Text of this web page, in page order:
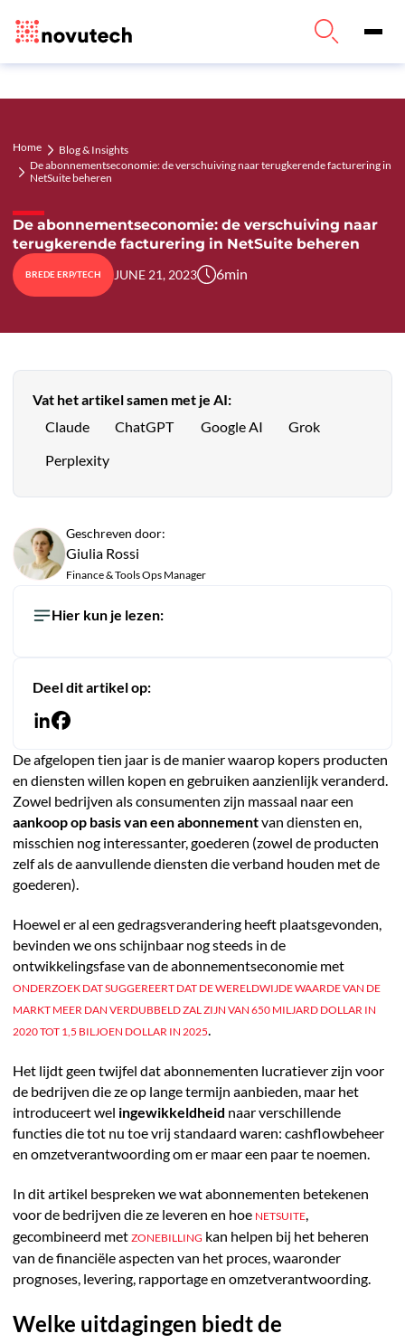
Home
Blog & Insights
De abonnementseconomie: de verschuiving naar terugkerende facturering in
NetSuite beheren
De abonnementseconomie: de verschuiving naar
terugkerende facturering in NetSuite beheren
BREDE ERP/TECH JUNE 21, 2023 6min
Vat het artikel samen met je AI:
Claude
ChatGPT Google AI Grok
Perplexity
Geschreven door:
Giulia Rossi
Finance & Tools Ops Manager
Hier kun je lezen:
Deel dit artikel op:
De afgelopen tien jaar is de manier waarop kopers producten
en diensten willen kopen en gebruiken aanzienlijk veranderd.
Zowel bedrijven als consumenten zijn massaal naar een
aankoop op basis van een abonnementvan diensten en,
misschien nog interessanter, goederen (zowel de producten
zelf als de aanvullende diensten die verband houden met de
goederen).
Hoewel er al een gedragsverandering heeft plaatsgevonden,
bevinden we ons schijnbaar nog steeds in de
ontwikkelingsfase van de abonnementseconomie met
ONDERZOEK DAT SUGGEREERT DAT DE WERELDWIJDE WAARDE VAN DE
MARKT MEER DAN VERDUBBELD ZAL ZIJN VAN 650 MILJARD DOLLAR IN
2020 TOT 1,5 BILJOEN DOLLAR IN 2025.
Het lijdt geen twijfel dat abonnementen lucratiever zijn voor
de bedrijven die ze op lange termijn aanbieden, maar het
introduceert wel ingewikkeldheid naar verschillende
functies die tot nu toe vrij standaard waren: cashflowbeheer
en omzetverantwoording om er maar een paar te noemen.
In dit artikel bespreken we wat abonnementen betekenen
voor de bedrijven die ze leveren en hoe NETSUITE,
gecombineerd met ZONEBILLING kan helpen bij het beheren
van de financiële aspecten van het proces, waaronder
prognoses, levering, rapportage en omzetverantwoording.
Welke uitdagingen biedt de